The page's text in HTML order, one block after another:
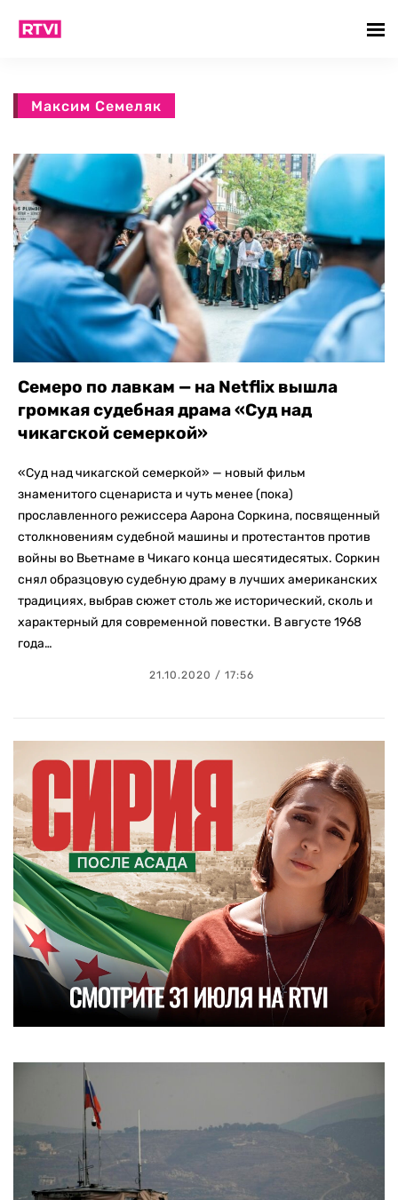
Максим Семеляк
Семеро по лавкам — на Netflix вышла
громкая судебная драма «Суд над
чикагской семеркой»
«Суд над чикагской семеркой» — новый фильм
знаменитого сценариста и чуть менее (пока)
прославленного режиссера Аарона Соркина, посвященный
столкновениям судебной машины и протестантов против
войны во Вьетнаме в Чикаго конца шесятидесятых. Соркин
снял образцовую судебную драму в лучших американских
традициях, выбрав сюжет столь же исторический, сколь и
характерный для современной повестки. В августе 1968
года…
21.10.2020 / 17:56